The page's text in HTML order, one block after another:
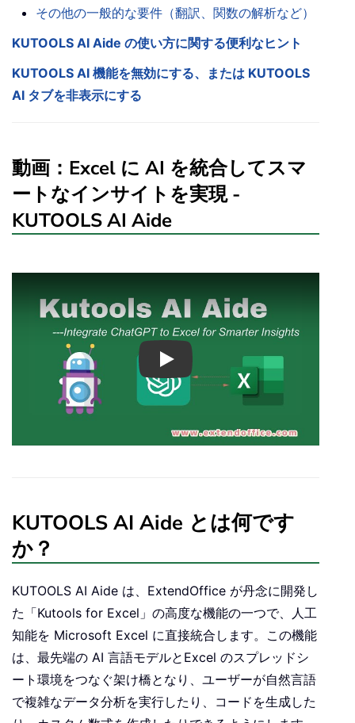
その他の一般的な要件（翻訳、関数の解析など）
KUTOOLS AI Aide の使い方に関する便利なヒント
KUTOOLS AI 機能を無効にする、または KUTOOLS
AI タブを非表示にする
動画：Excel に AI を統合してスマ
ートなインサイトを実現 -
KUTOOLS AI Aide
Play
KUTOOLS AI Aide とは何です
か？
KUTOOLS AI Aide は、ExtendOffice が丹念に開発し
た「Kutools for Excel」の高度な機能の一つで、人工
知能を Microsoft Excel に直接統合します。この機能
は、最先端の AI 言語モデルとExcel のスプレッドシ
ート環境をつなぐ架け橋となり、ユーザーが自然言語
で複雑なデータ分析を実行したり、コードを生成した